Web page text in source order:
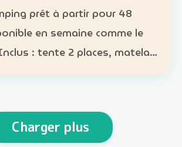
prêt à partir pour 48
en semaine comme le
end…
Charger plus